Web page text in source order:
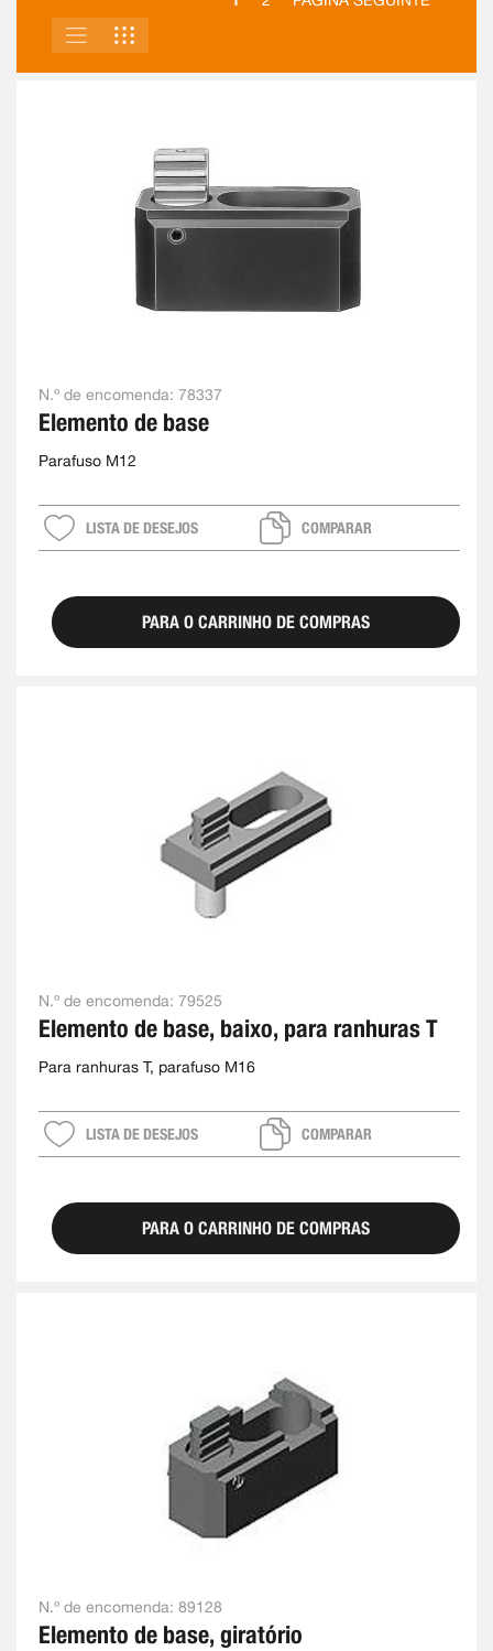
VER
COMO
LISTA
N.º de encomenda: 78337
Elemento de base
Parafuso M12
LISTA DE DESEJOS COMPARAR
PARA O CARRINHO DE COMPRAS
N.º de encomenda: 79525
Elemento de base, baixo, para ranhuras T
Para ranhuras T, parafuso M16
LISTA DE DESEJOS COMPARAR
PARA O CARRINHO DE COMPRAS
N.º de encomenda: 89128
Elemento de base, giratório